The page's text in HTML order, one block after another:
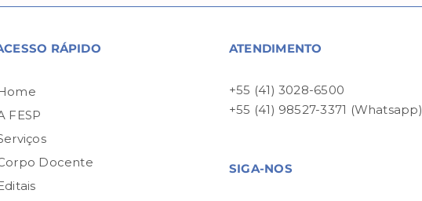
RÁPIDO
FESP
Docente
ATENDIMENTO
+55 (41) 3028-6500
+55 (41) 98527-3371 (Whatsapp)
SIGA-NOS